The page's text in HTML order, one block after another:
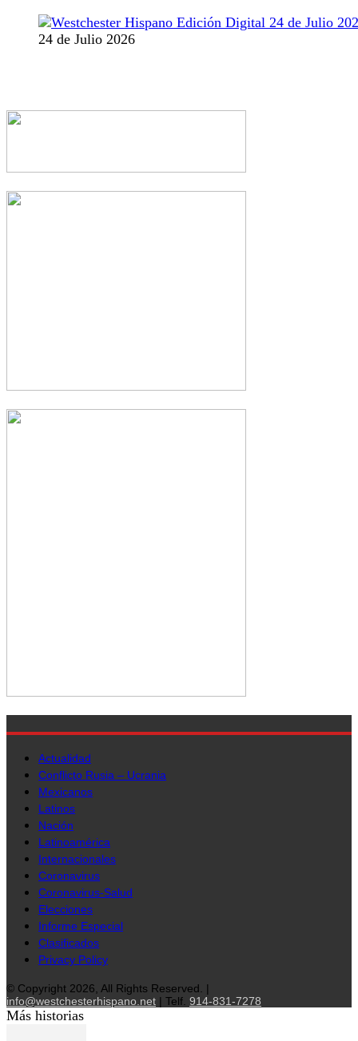
24 de Julio 2026
Actualidad
Conflicto Rusia – Ucrania
Mexicanos
Latinos
Nación
Latinoamérica
Internacionales
Coronavirus
Coronavirus-Salud
Elecciones
Informe Especial
Clasificados
Privacy Policy
© Copyright 2026, All Rights Reserved. |
info@westchesterhispano.net | Telf. 914-831-7278
Más historias